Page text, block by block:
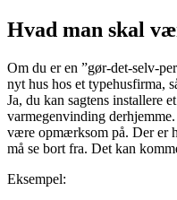
Hvad man skal
Om du er en ”gør-det-selv-
nyt hus hos et typehusfirma,
Ja, du kan sagtens installere
varmegenvinding
være opmærksom på. Der er
må se bort fra. Det kan
Eksempel: